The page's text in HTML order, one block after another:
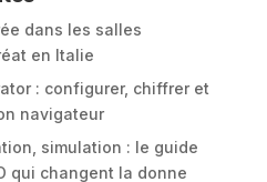
dans les salles
en Italie
: configurer, chiffrer et
navigateur
simulation : le guide
qui changent la donne